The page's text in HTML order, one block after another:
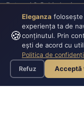
Retururi & Schimburi
🍪
Eleganza
experiența ta de
conținutul. Prin
ești de acord cu
Politica de
Refuz
Acceptă